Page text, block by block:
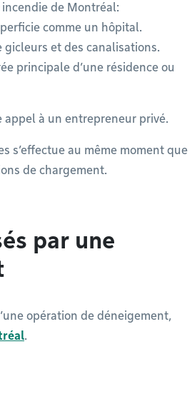
incendie de Montréal:
comme un hôpital.
gicleurs et des canalisations.
principale d’une résidence ou
à un entrepreneur privé.
s’effectue au même moment que
de chargement.
par une
opération de déneigement,
.